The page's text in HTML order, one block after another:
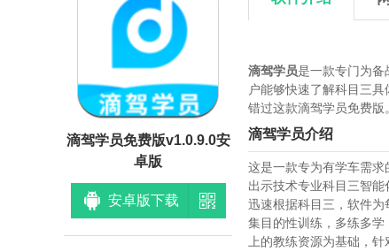
滴驾学员免费版v1.0.9.0安
卓版
安卓版下载
滴驾学员是一款专门为备
户能够快速了解科目三
错过这款滴驾学员免费版。
滴驾学员介绍
这是一款专为有学车需
出示技术专业科目三智
迅速根据科目三，软件
集目的性训练，多练多
上的教练资源为基础，